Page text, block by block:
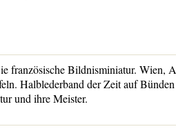
französische Bildnisminiatur. Wien,
Halblederband der Zeit auf
und ihre Meister.